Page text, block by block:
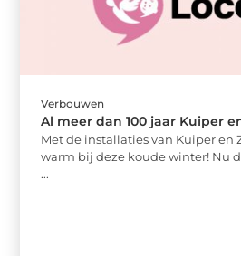
Verbouwen
Al meer dan 100 jaar Kuiper
Met de installaties van Kuiper en
warm bij deze koude winter! Nu
...